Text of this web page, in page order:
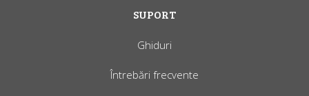
SUPORT
Ghiduri
Întrebări frecvente